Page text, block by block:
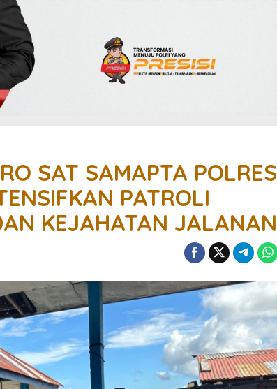
SAT SAMAPTA POLRES
PATROLI
KEJAHATAN JALANAN